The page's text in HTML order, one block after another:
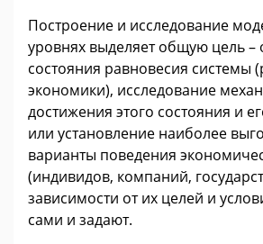
Построение и исследование
уровнях выделяет общую цель –
состояния равновесия системы
экономики), исследование
достижения этого состояния и
или установление наиболее
варианты поведения
(индивидов, компаний,
зависимости от их целей и
сами и задают.